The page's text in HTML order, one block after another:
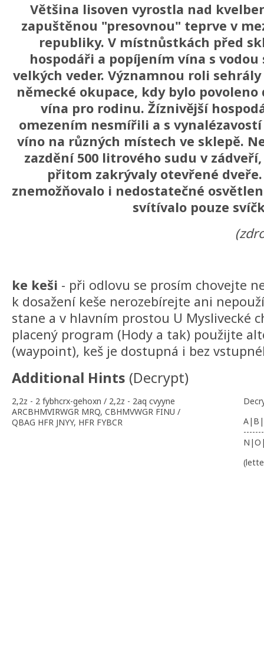
Většina lisoven vyrostla nad
zapuštěnou "presovnou" teprve v
republiky. V místnůstkách před
hospodáři a popíjením vína s vodou
velkých veder. Významnou roli
německé okupace, kdy bylo
vína pro rodinu. Žíznivější
omezením nesmířili a s
víno na různých místech ve sklepě.
zazdění 500 litrového sudu v
přitom zakrývaly otevřené
znemožňovalo i nedostatečné
svítívalo pouze
ke keši - při odlovu se prosím chovejte
k dosažení keše nerozebírejte ani
stane a v hlavním prostou U Myslivecké
placený program (Hody a tak) použijte
(waypoint), keš je dostupná i bez
Additional Hints (Decrypt)
2,2z - 2 fybhcrx-gehoxn / 2,2z - 2aq cvyyne
ARCBHMVIRWGR MRQ, CBHMVWGR FINU /
QBAG HFR JNYY, HFR FYBCR